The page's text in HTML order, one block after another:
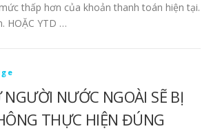
thấp hơn của khoản thanh toán hiện tại.
HOẶC YTD …
NƯỚC NGOÀI SẼ BỊ
THỰC HIỆN ĐÚNG